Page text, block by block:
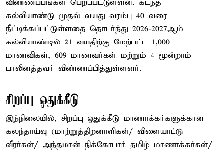
விண்ணப்பங்கள் பெறப்பட்டுள்ளன. கடந்த
கல்வியாண்டு முதல் வயது வரம்பு 40 வரை
நீட்டிக்கப்பட்டுள்ளதை தொடர்ந்து 2026-2027ஆம்
கல்வியாண்டில் 21 வயதிற்கு மேற்பட்ட 1,000
மாணவிகள், 609 மாணவர்கள் மற்றும் 4 மூன்றாம்
பாலினத்தவர் விண்ணப்பித்துள்ளனர்.
சிறப்பு ஒதுக்கீடு
இந்நிலையில், சிறப்பு ஒதுக்கீடு மாணாக்கர்களுக்கான
கலந்தாய்வு (மாற்றுத்திறனாளிகள்/ விளையாட்டு
வீரர்கள்/ அந்தமான் நிக்கோபார் தமிழ் மாணாக்கர்கள்/